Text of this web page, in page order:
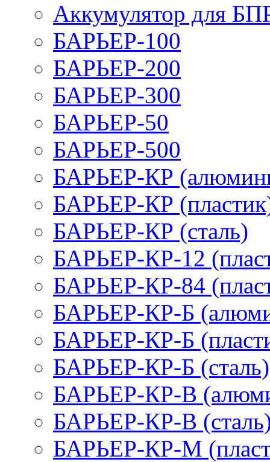
Аккумулятор для
БАРЬЕР-100
БАРЬЕР-200
БАРЬЕР-300
БАРЬЕР-50
БАРЬЕР-500
БАРЬЕР-КР
БАРЬЕР-КР
БАРЬЕР-КР (сталь)
БАРЬЕР-КР-12
БАРЬЕР-КР-84
БАРЬЕР-КР-Б
БАРЬЕР-КР-Б
БАРЬЕР-КР-Б (сталь)
БАРЬЕР-КР-В
БАРЬЕР-КР-В
БАРЬЕР-КР-М